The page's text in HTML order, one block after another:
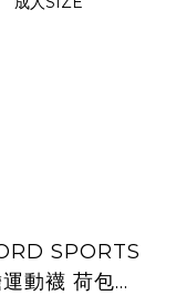
SPORTS
動襪 荷包蛋